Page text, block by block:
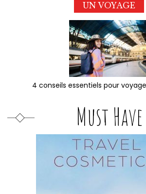
UN VOYAGE
4 conseils essentiels pour
Must Have